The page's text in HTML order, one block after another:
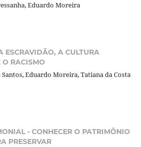
Eduardo Moreira
ESCRAVIDÃO, A CULTURA
RACISMO
Eduardo Moreira, Tatiana da Costa
- CONHECER O PATRIMÔNIO
PRESERVAR